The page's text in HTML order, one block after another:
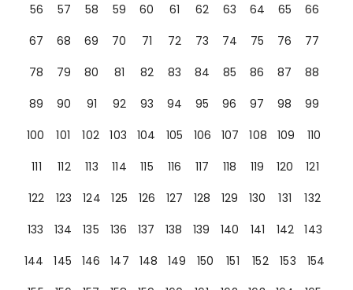
56
57 58 59 60 61 62 63 64 65
66
67
68 69 70 71 72 73 74 75 76
77
78
79 80 81 82 83 84 85 86 87
88
89
90 91 92 93 94 95 96 97 98
99
100
101 102 103 104 105 106 107 108 109
110
111
112 113 114 115 116 117 118 119 120
121
122
123 124 125 126 127 128 129 130 131
132
133
134 135 136 137 138 139 140 141 142
143
144
145 146 147 148 149 150 151 152 153
154